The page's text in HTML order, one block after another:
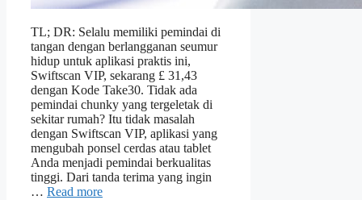
TL; DR: Selalu memiliki pemindai di
tangan dengan berlangganan seumur
hidup untuk aplikasi praktis ini,
Swiftscan VIP, sekarang £ 31,43
dengan Kode Take30. Tidak ada
pemindai chunky yang tergeletak di
sekitar rumah? Itu tidak masalah
dengan Swiftscan VIP, aplikasi yang
mengubah ponsel cerdas atau tablet
Anda menjadi pemindai berkualitas
tinggi. Dari tanda terima yang ingin
… Read more